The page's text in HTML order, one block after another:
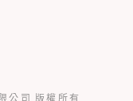
公司 版權所有